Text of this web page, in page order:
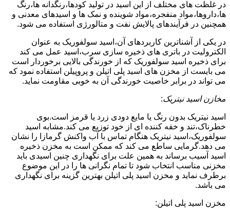
در غلظت های مختلف از این اسید در تولید کودها،رنگدانه ها،رنگ
ها،داروها،مواد منفجره،مواد شوینده و نمک ها و اسیدهای معدنی و
همچنین در فرآیندهای پالایش نفت و متالورژی استفاده می شود.
در یکی از آشناترین کاربردهای آن،اسید سولفوریک به عنوان
الکترولیت در باتری های ذخیره سازی سرب،اسید عمل می کند
برای ذخیره اسید سولفوریک که از خورندگی بالایی برخوردار است
می بایست از مخزن های اسید پلی اتیلن و پروپیلن استفاده نمود که
می تواند در برابر خاصیت خورندگی آن به خوبی مقاومت نماید.
مخازن اسید نیتریک:
اسید نیتریک بدون رنگ یا مایع دودی زرد یا قرمز است.بوی
خطرناک،تند و خفه کننده ای از خود توزیع می کند.مشابه اسید
سولفوریک،اسید نیتریک هنگام تماس با آب واکنش گرمازا را نشان
می دهد.گرمایی ساطع می کند که ممکن است به مخزن ذخیره
اسید آسیب برساند به همین علت برای نگهداری چنین اسیدی باید
مخزنی مناسب انتخاب شود تا تمام نگرانی ها را در این موضوع
برطرف نماید و مخزن اسید پلی اتیلن بهترین گزینه برای نگهداری
می باشد.
مخزن اسید پلی اتیلن: